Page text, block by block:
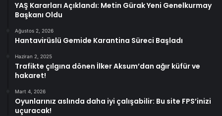
YAŞ Kararları Açıklandı: Metin Gürak Yeni Genelkurmay
Başkanı Oldu
Ağustos 2, 2026
Hantavirüslü Gemide Karantina Süreci Başladı
Haziran 2, 2025
Trafikte çılgına dönen İlker Aksum’dan ağır küfür ve
hakaret!
Mart 4, 2026
Oyunlarınız aslında daha iyi çalışabilir: Bu site FPS’inizi
uçuracak!